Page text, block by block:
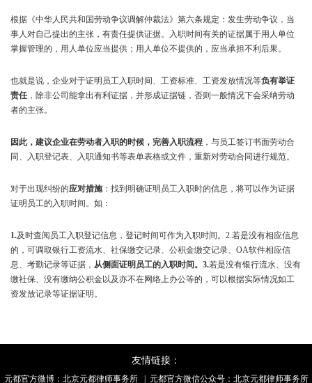
根据《中华人民共和国劳动争议调解仲裁法》第六条规定：发生劳动争议，当
事人对自己提出的主张，有责任提供证据。入职时间有关的证据属于用人单位
掌握管理的，用人单位应当提供；用人单位不提供的，应当承担不利后果。
也就是说，企业对于证明员工入职时间、工资标准、工资发放情况等负有举证
责任 ，除非公司能拿出有利证据，并形成证据链，否则一般情况下会采纳劳动
者的主张。
因此，建议企业在劳动者入职的时候，完善入职流程 ，与员工签订书面劳动合
同、入职登记表、入职通知书等表单表格或文件，重新对劳动合同进行规范。
对于出现纠纷的应对措施：找到明确证明员工入职时的信息，将可以作为证据
证明员工的入职时间。如：
1.及时查阅员工入职登记信息，登记时间可作为入职时间。2.若是没有相应信息
的，可调取银行工资流水、社保缴交记录、公积金缴交记录、OA软件相应信
息、考勤记录等证据， 从侧面证明员工的入职时间。3.若是没有银行流水、没有
缴社保、没有缴纳公积金以及亦不在网络上办公等的，可以根据实际情况如工
资发放记录等证据证明。
友情链接：
元都官方微博： 北京元都律师事务所| 元都官方微信公众号：北京元都律师事务所